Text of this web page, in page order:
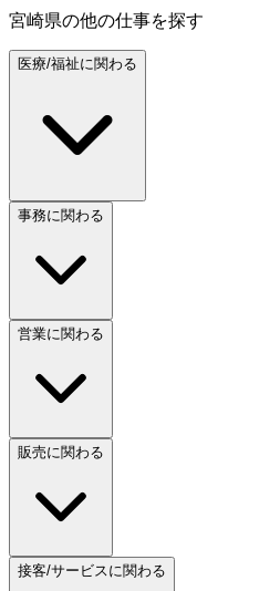
宮崎県の他の仕事を探す
医療/福祉に関わる
事務に関わる
営業に関わる
販売に関わる
接客/サービスに関わる